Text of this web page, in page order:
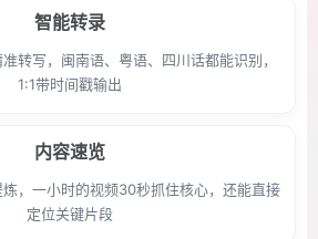
智能转录
转写，闽南语、粤语、四川话都能识别，
1:1带时间戳输出
内容速览
，一小时的视频30秒抓住核心，还能直接
定位关键片段